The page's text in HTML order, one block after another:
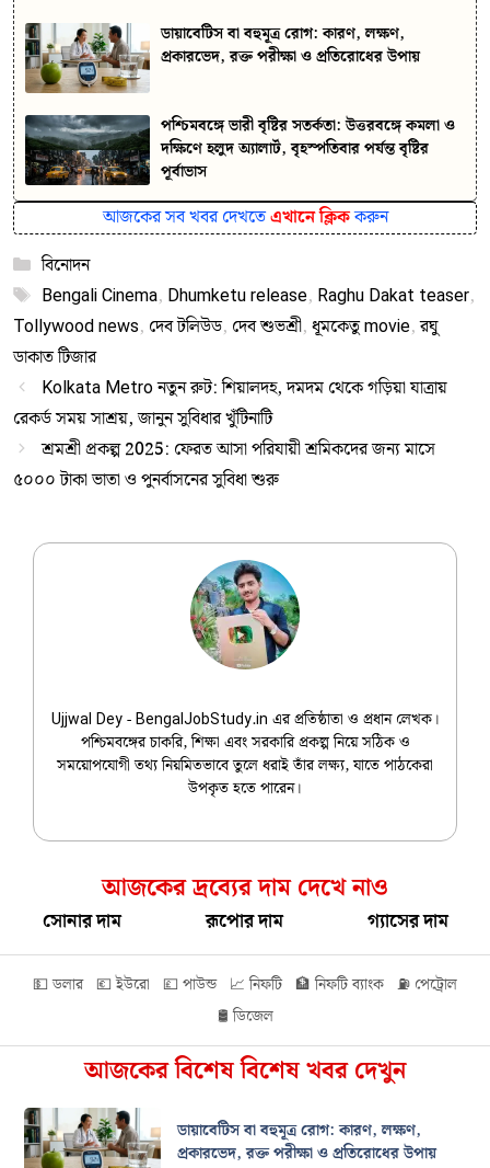
ডায়াবেটিস বা বহুমূত্র রোগ: কারণ, লক্ষণ,
প্রকারভেদ, রক্ত পরীক্ষা ও প্রতিরোধের উপায়
পশ্চিমবঙ্গে ভারী বৃষ্টির সতর্কতা: উত্তরবঙ্গে কমলা ও
দক্ষিণে হলুদ অ্যালার্ট, বৃহস্পতিবার পর্যন্ত বৃষ্টির
পূর্বাভাস
আজকের সব খবর দেখতেএখানে ক্লিককরুন
Categories
বিনোদন
Tags
Bengali Cinema, Dhumketu release, Raghu Dakat teaser,
Tollywood news, দেব টলিউড, দেব শুভশ্রী, ধূমকেতু movie,রঘু
ডাকাত টিজার
Kolkata Metro নতুন রুট: শিয়ালদহ, দমদম থেকে গড়িয়া যাত্রায়
রেকর্ড সময় সাশ্রয়, জানুন সুবিধার খুঁটিনাটি
শ্রমশ্রী প্রকল্প 2025: ফেরত আসা পরিযায়ী শ্রমিকদের জন্য মাসে
৫০০০ টাকা ভাতা ও পুনর্বাসনের সুবিধা শুরু
Ujjwal Dey - BengalJobStudy.in এর প্রতিষ্ঠাতা ও প্রধান লেখক।
পশ্চিমবঙ্গের চাকরি, শিক্ষা এবং সরকারি প্রকল্প নিয়ে সঠিক ও
সময়োপযোগী তথ্য নিয়মিতভাবে তুলে ধরাই তাঁর লক্ষ্য, যাতে পাঠকেরা
উপকৃত হতে পারেন।
আজকের দ্রব্যের দাম দেখে নাও
সোনার দাম রূপোর দাম গ্যাসের দাম
💵 ডলার 💶 ইউরো 💷 পাউন্ড 📈 নিফটি 🏦 নিফটি ব্যাংক ⛽ পেট্রোল
🛢️ ডিজেল
আজকের বিশেষ বিশেষ খবর দেখুন
ডায়াবেটিস বা বহুমূত্র রোগ: কারণ, লক্ষণ,
প্রকারভেদ, রক্ত পরীক্ষা ও প্রতিরোধের উপায়